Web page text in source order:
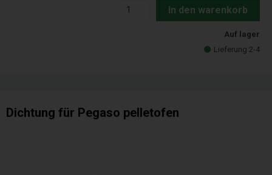
In den warenkorb
Auf lager
Lieferung 2-4
Dichtung für Pegaso pelletofen